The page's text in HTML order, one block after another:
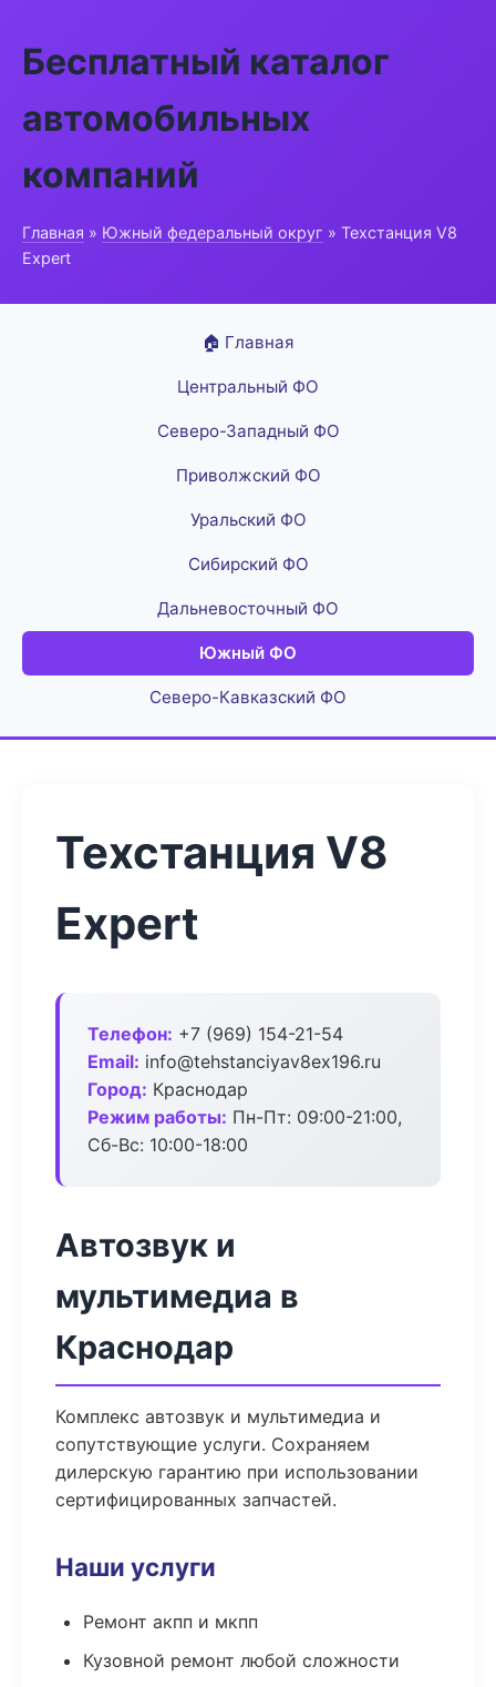
Бесплатный каталог
автомобильных
компаний
Главная » Южный федеральный округ » Техстанция V8
Expert
🏠 Главная
Центральный ФО
Северо-Западный ФО
Приволжский ФО
Уральский ФО
Сибирский ФО
Дальневосточный ФО
Южный ФО
Северо-Кавказский ФО
Техстанция V8
Expert
Телефон: +7 (969) 154-21-54
Email: info@tehstanciyav8ex196.ru
Город: Краснодар
Режим работы: Пн-Пт: 09:00-21:00,
Сб-Вс: 10:00-18:00
Автозвук и
мультимедиа в
Краснодар
Комплекс автозвук и мультимедиа и
сопутствующие услуги. Сохраняем
дилерскую гарантию при использовании
сертифицированных запчастей.
Наши услуги
Ремонт акпп и мкпп
Кузовной ремонт любой сложности